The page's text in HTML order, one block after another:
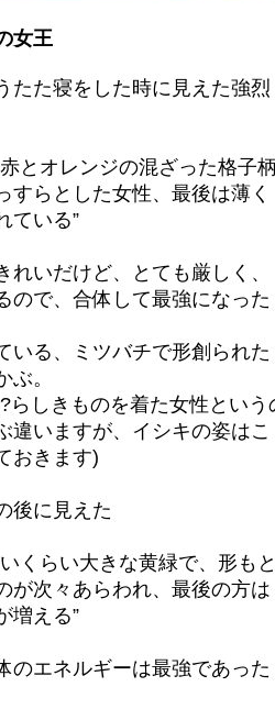
女王
たた寝をした時に見えた強烈
とオレンジの混ざった格子
すらとした女性、最後は薄く
ている”
れいだけど、とても厳しく、
ので、合体して最強になった
いる、ミツバチで形創られた
。
らしきものを着た女性という
違いますが、イシキの姿はこ
おきます)
後に見えた
くらい大きな黄緑で、形も
が次々あらわれ、最後の方は
増える”
のエネルギーは最強であった